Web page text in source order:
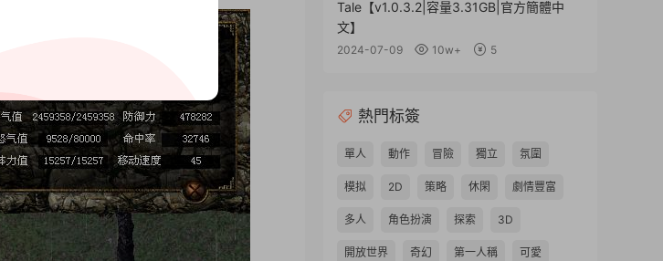
Tale【v1.0.3.2|容量3.31GB|官方簡體中
文】
2024-07-09 10w+ 5
熱門标簽
單人 動作 冒險 獨立 氛圍
模拟 2D 策略 休閑 劇情豐富
多人 角色扮演 探索 3D
開放世界 奇幻 第一人稱 可愛